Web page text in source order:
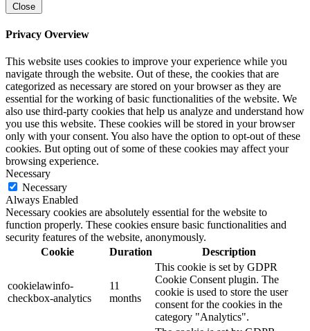
Close
Privacy Overview
This website uses cookies to improve your experience while you
navigate through the website. Out of these, the cookies that are
categorized as necessary are stored on your browser as they are
essential for the working of basic functionalities of the website. We
also use third-party cookies that help us analyze and understand how
you use this website. These cookies will be stored in your browser
only with your consent. You also have the option to opt-out of these
cookies. But opting out of some of these cookies may affect your
browsing experience.
Necessary
Necessary
Always Enabled
Necessary cookies are absolutely essential for the website to
function properly. These cookies ensure basic functionalities and
security features of the website, anonymously.
Cookie
Duration Description
cookielawinfo-
checkbox-analytics
11
months
This cookie is set by GDPR
Cookie Consent plugin. The
cookie is used to store the user
consent for the cookies in the
category "Analytics".